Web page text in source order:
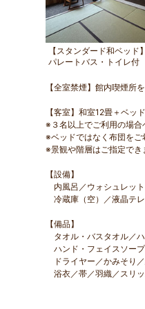
【スタンダード和ベッ
パレートバス・トイレ付
【全室禁煙】館内喫煙所
【客室】和室12畳＋ベッ
※３名以上でご利用の場
※ベッドではなく布団を
※景観や階層はご指定でき
【設備】
内風呂／ウォシュレッ
冷蔵庫（空）／液晶テ
【備品】
タオル・バスタオル／
ハンド・フェイスソー
ドライヤー／かみそり
浴衣／帯／羽織／スリ